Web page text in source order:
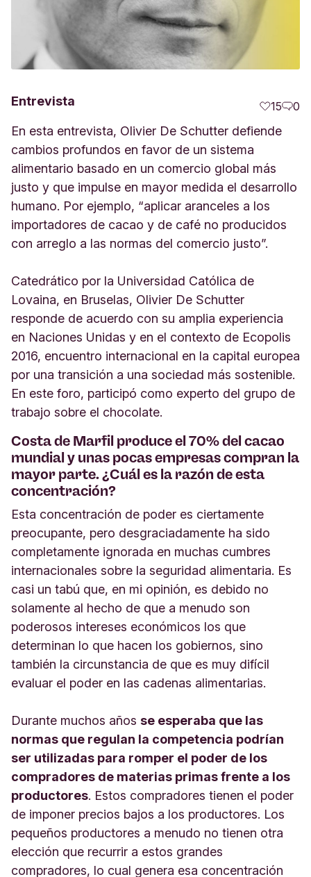
Entrevista 15 0
En esta entrevista, Olivier De Schutter defiende
cambios profundos en favor de un sistema
alimentario basado en un comercio global más
justo y que impulse en mayor medida el desarrollo
humano. Por ejemplo, “aplicar aranceles a los
importadores de cacao y de café no producidos
con arreglo a las normas del comercio justo”.
Catedrático por la Universidad Católica de
Lovaina, en Bruselas, Olivier De Schutter
responde de acuerdo con su amplia experiencia
en Naciones Unidas y en el contexto de Ecopolis
2016, encuentro internacional en la capital europea
por una transición a una sociedad más sostenible.
En este foro, participó como experto del grupo de
trabajo sobre el chocolate.
Costa de Marfil produce el 70% del cacao
mundial y unas pocas empresas compran la
mayor parte. ¿Cuál es la razón de esta
concentración?
Esta concentración de poder es ciertamente
preocupante, pero desgraciadamente ha sido
completamente ignorada en muchas cumbres
internacionales sobre la seguridad alimentaria. Es
casi un tabú que, en mi opinión, es debido no
solamente al hecho de que a menudo son
poderosos intereses económicos los que
determinan lo que hacen los gobiernos, sino
también la circunstancia de que es muy difícil
evaluar el poder en las cadenas alimentarias.
Durante muchos años se esperaba que las
normas que regulan la competencia podrían
ser utilizadas para romper el poder de los
compradores de materias primas frente a los
productores. Estos compradores tienen el poder
de imponer precios bajos a los productores. Los
pequeños productores a menudo no tienen otra
elección que recurrir a estos grandes
compradores, lo cual genera esa concentración